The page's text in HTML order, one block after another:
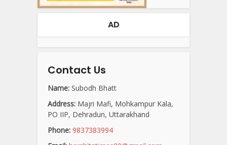
AD
Contact Us
Name: Subodh Bhatt
Address: Majri Mafi, Mohkampur Kala,
PO IIP, Dehradun, Uttarakhand
Phone: 9837383994